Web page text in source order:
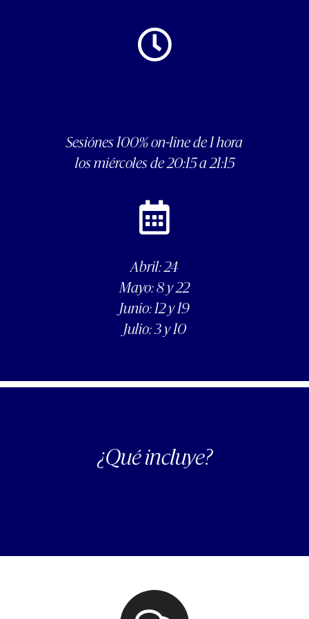
Sesiónes 100% on-line de 1 hora
los miércoles de 20:15 a 21:15
Abril: 24
Mayo: 8 y 22
Junio: 12 y 19
Julio: 3 y 10
¿Qué incluye?